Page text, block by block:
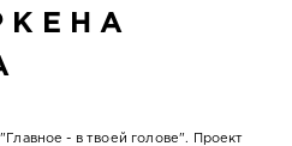
- в твоей голове". Проект